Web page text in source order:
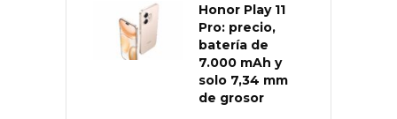
Honor Play 11
Pro: precio,
batería de
7.000 mAh y
solo 7,34 mm
de grosor